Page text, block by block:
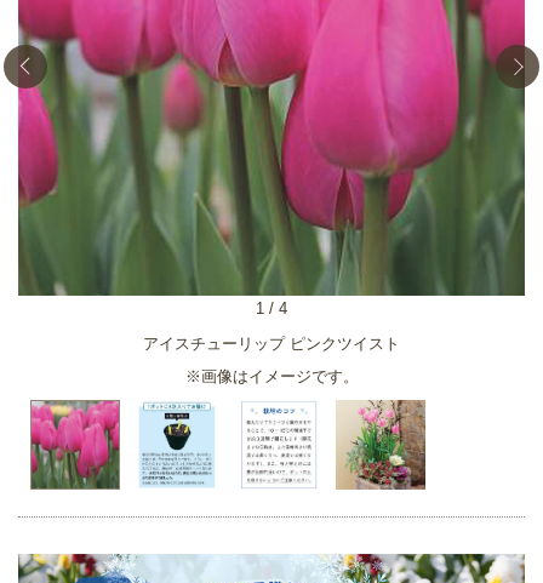
アイスチューリップ ピンクツイスト
※画像はイメージです。
1 / 4